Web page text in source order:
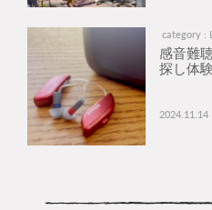
category :
感音難
探し体
2024.11.14